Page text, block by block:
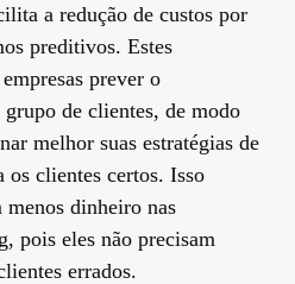
a redução de custos por
preditivos. Estes
prever o
de clientes, de modo
melhor suas estratégias de
os clientes certos. Isso
menos dinheiro nas
pois eles não precisam
errados.